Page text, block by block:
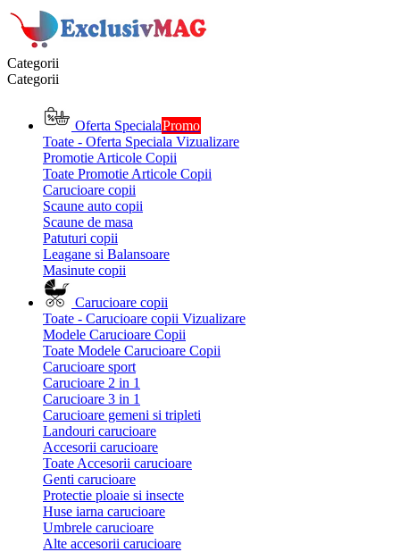
Categorii
Categorii
Oferta SpecialaPromo
Toate - Oferta Speciala Vizualizare
Promotie Articole Copii
Toate Promotie Articole Copii
Carucioare copii
Scaune auto copii
Scaune de masa
Patuturi copii
Leagane si Balansoare
Masinute copii
Carucioare copii
Toate - Carucioare copii Vizualizare
Modele Carucioare Copii
Toate Modele Carucioare Copii
Carucioare sport
Carucioare 2 in 1
Carucioare 3 in 1
Carucioare gemeni si tripleti
Landouri carucioare
Accesorii carucioare
Toate Accesorii carucioare
Genti carucioare
Protectie ploaie si insecte
Huse iarna carucioare
Umbrele carucioare
Alte accesorii carucioare